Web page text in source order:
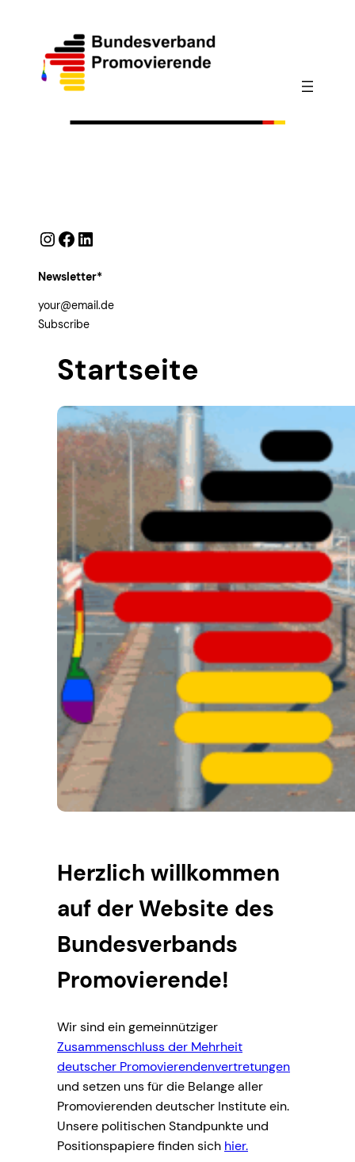
InstagramFacebook LinkedIn
Newsletter*
Subscribe
Startseite
Herzlich willkommen
auf der Website des
Bundesverbands
Promovierende!
Wir sind ein gemeinnütziger
Zusammenschluss der Mehrheit
deutscher Promovierendenvertretungen
und setzen uns für die Belange aller
Promovierenden deutscher Institute ein.
Unsere politischen Standpunkte und
Positionspapiere finden sich hier.